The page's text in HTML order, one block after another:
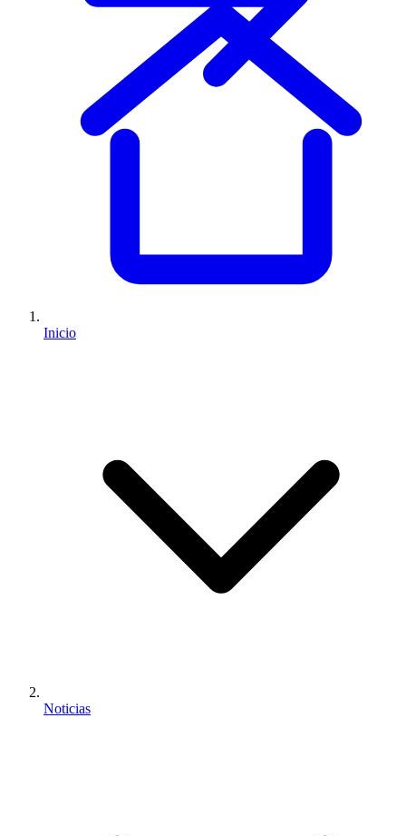
Inicio
Noticias